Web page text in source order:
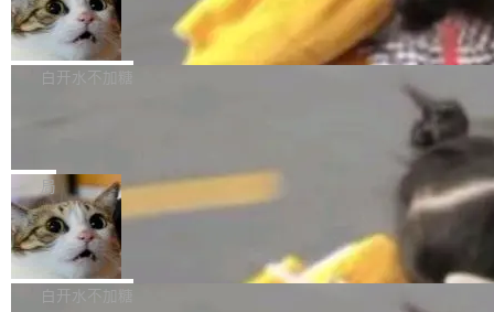
生成与复杂版式组织； 更稳定的图...
untu 用户在用，那用 snap 打包就没什么可纠结
的。 从 deb 到 snap 的迁移路径 hwctl 是 rust-
hwlib 硬件 API 库的一部分，命令行工具负责查
创始人的角色「太累了」。几天后，The Inform
ation 就曝出她将重回 OpenAI，负责递归自我
改进方向的研究。她是 Thinking Machines 过
一在人才争夺战中失血的公司。六月，Google
连失两员大将：Noam Shazeer 去了 Op...
FFmpeg 9.0 发布
FFmpeg 9.0 现已发布，包含多项改进。官方更
新日志列出的 9.0 版本主要更新内容如下： 扩
er HE-AAC 960 解码 (DAB+) transpose_cuda
filter 添加 AMF Frame Rate Converter (vf_frc
_amf) filter SMPTE 2094-50 元数据支持和直
通 ProRes RAW VideoToolbox 硬件加速器 AP
V ...
白开水不加糖
Code 在 X 上发帖：「DeepSeek Flash did 8T
tokens on August 1st. 5T of free usage + 3T
on OpenCode Go.」79.8 万次浏览，连带着 #
DeepSeek一天消耗了8万亿# 上了微博热搜——
注意这是 OpenCode 一家的消耗。 OpenCode
局
NetBSD 11.0 正式发布
NetBSD 11.0 现已正式发布，这是 NetBSD 操
作系统的第十八个主要版本。 自 NetBSD 10.1
白开水不加糖